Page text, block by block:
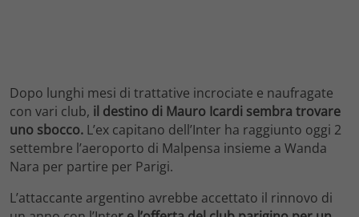
Dopo lunghi mesi di trattative incrociate e naufragate
con vari club, il destino di Mauro Icardi sembra trovare
uno sbocco. L’ex capitano dell’Inter ha raggiunto oggi 2
settembre l’aeroporto di Malpensa insieme a Wanda
Nara per partire per Parigi.
L’attaccante argentino avrebbe accettato il rinnovo di